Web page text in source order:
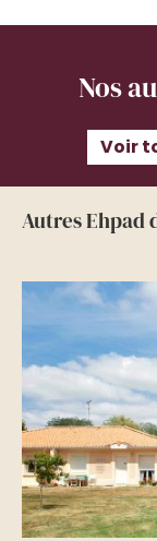
Nos
Voir
Autres Ehpad